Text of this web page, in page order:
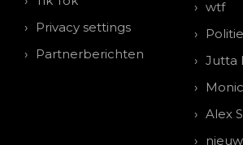
Privacy settings
Partnerberichten
wtf
Politie
Jutta
Alex